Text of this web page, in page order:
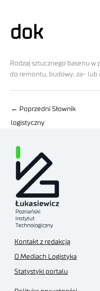
dok
Rodzaj sztucznego basenu
do remontu, budowy, za- lub
← Poprzedni Słownik
logistyczny
Kontakt z redakcją
O Mediach Logistyka
Statystyki portalu